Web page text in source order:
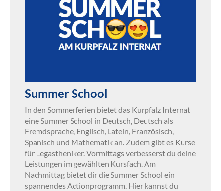
Summer School
In den Sommerferien bietet das Kurpfalz Internat
eine Summer School in Deutsch, Deutsch als
Fremdsprache, Englisch, Latein, Französisch,
Spanisch und Mathematik an. Zudem gibt es Kurse
für Legastheniker. Vormittags verbesserst du deine
Leistungen im gewählten Kursfach. Am
Nachmittag bietet dir die Summer School ein
spannendes Actionprogramm. Hier kannst du